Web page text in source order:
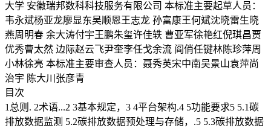
大学 安徽瑞邦数科科技服务有限公司 本标准主要起草人员：
韦永斌杨亚龙廖显东吴顺恩王志龙 孙富康王何斌沈晓雷生晓
燕周明春 余大涛付宇王鹏朱玺许佳轶 曹亚军徐艳红倪琪昌贾
优秀曹太然 边际赵云飞尹奎李任戈余流 阎俏任键林陈珍萍周
小林徐亮 本标准主要审查人员：聂秀英宋中南吴景山袁萍尚
治宇 陈大川张彦青
目次
1总则. 2术语...2 3基本规定，3 4平台架构.4 5功能要求5 5.1碳
排放数据监测 5.2碳排放数据预处理与存储，.5 5.3碳排放数据